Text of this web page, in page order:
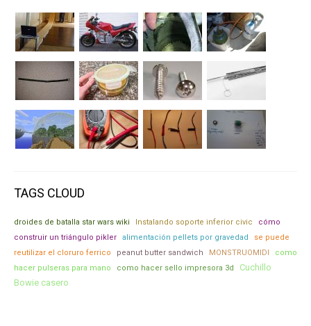
TAGS CLOUD
droides de batalla star wars wiki Instalando soporte inferior civic
cómo
construir un triángulo pikler
alimentación pellets por gravedad
se puede
reutilizar el cloruro ferrico
peanut butter sandwich MONSTRUOMIDI
como
hacer pulseras para mano
como hacer sello impresora 3d
Cuchillo
Bowie casero